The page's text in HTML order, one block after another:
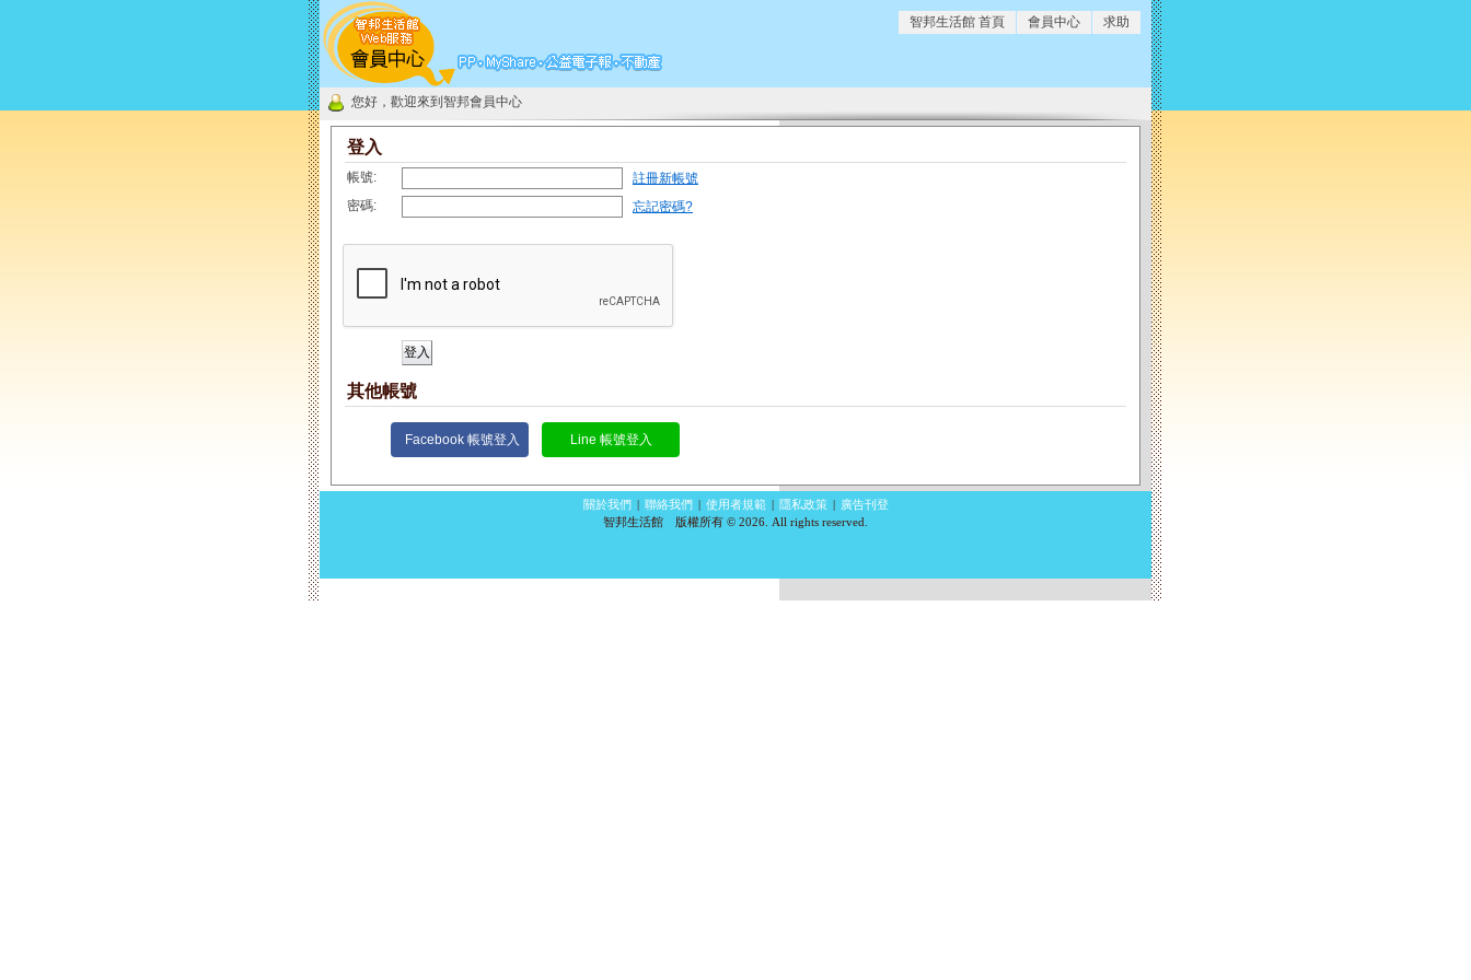
求助
會員中心
智邦生活館 首頁
您好，歡迎來到智邦會員中心
登入
帳號:
註冊新帳號
密碼:
忘記密碼?
其他帳號
Facebook 帳號登入 Line 帳號登入
關於我們 | 聯絡我們 | 使用者規範 | 隱私政策 | 廣告刊登
智邦生活館 版權所有 © 2026. All rights reserved.